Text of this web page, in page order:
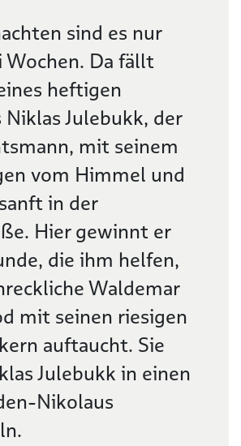
sind es nur
Wochen. Da fällt
heftigen
Julebukk, der
mit seinem
vom Himmel und
in der
Hier gewinnt er
die ihm helfen,
Waldemar
mit seinen riesigen
auftaucht. Sie
Julebukk in einen
Nikolaus